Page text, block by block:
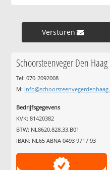
Versturen »
Schoorsteenveger Den Haag
Tel: 070-2092008
M:
Bedrijfsgegevens
KVK: 81420382
BTW: NL8620.828.33.B01
IBAN: NL65 ABNA 0493 9717 93